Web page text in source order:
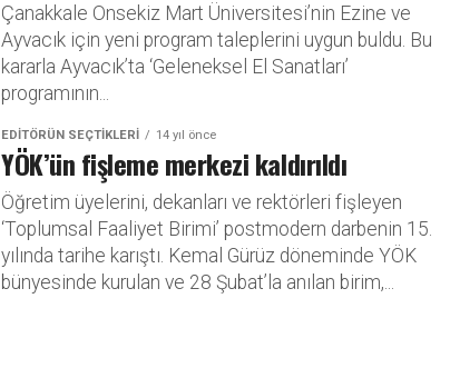
Çanakkale Onsekiz Mart Üniversitesi’nin Ezine ve
Ayvacık için yeni program taleplerini uygun buldu. Bu
kararla Ayvacık’ta ‘Geleneksel El Sanatları’
programının...
EDITÖRÜN SEÇTIKLERI 14 yıl önce
YÖK’ün fişleme merkezi kaldırıldı
Öğretim üyelerini, dekanları ve rektörleri fişleyen
‘Toplumsal Faaliyet Birimi’ postmodern darbenin 15.
yılında tarihe karıştı. Kemal Gürüz döneminde YÖK
bünyesinde kurulan ve 28 Şubat’la anılan birim,...